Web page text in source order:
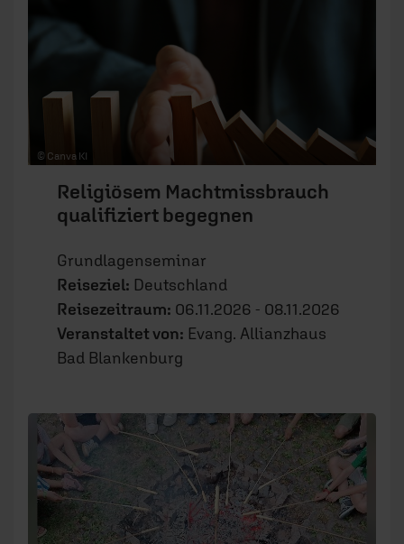
© Canva KI
Religiösem Machtmissbrauch
qualifiziert begegnen
Grundlagenseminar
Reiseziel: Deutschland
Reisezeitraum: 06.11.2026 - 08.11.2026
Veranstaltet von: Evang. Allianzhaus
Bad Blankenburg